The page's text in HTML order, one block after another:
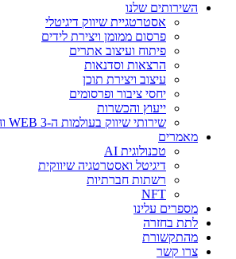
השירותים שלנו
אסטרטגיית שיווק דיגיטלי
פרסום ממומן ויצירת לידים
פיתוח ועיצוב אתרים
הרצאות וסדנאות
עיצוב ויצירת תוכן
יחסי ציבור ופרסומים
ייעוץ והכשרות
שירותי שיווק בעולמות ה-WEB 3 וה-NFT
מאמרים
טכנולוגית AI
דיגיטל ואסטרטגיה שיווקית
רשתות חברתיות
NFT
מספרים עלינו
לתת בחזרה
מהתקשורת
צרו קשר